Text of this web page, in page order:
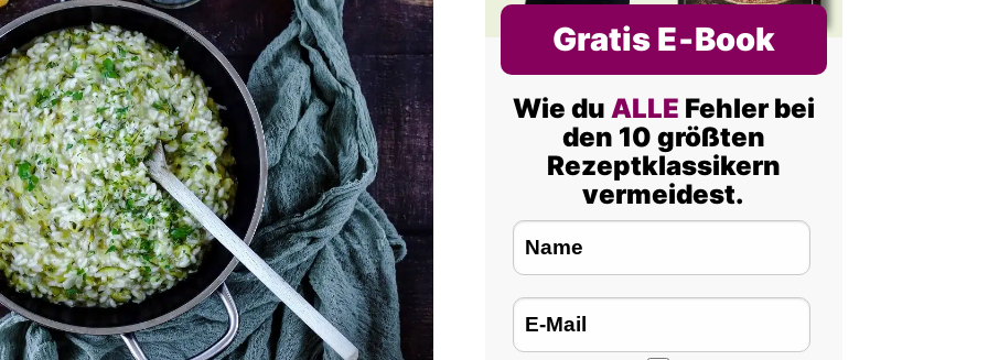
Gratis E‑Book
Wie du ALLE Fehler bei
den 10 größten
Rezeptklassikern
vermeidest.